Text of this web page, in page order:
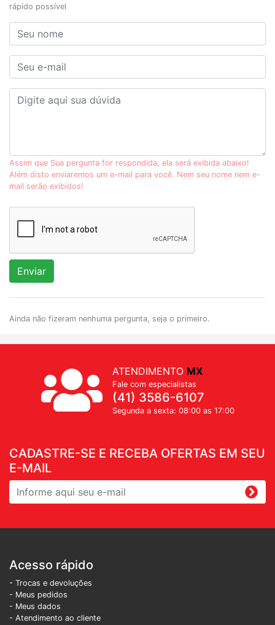
rápido possível
Assim que Sua pergunta for respondida, ela será exibida abaixo!
Além disto enviaremos um e-mail para você. Nem seu nome nem e-
mail serão exibidos!
Enviar
Ainda não fizeram nenhuma pergunta, seja o primeiro.
CADASTRE-SE E RECEBA OFERTAS EM SEU
E-MAIL
ATENDIMENTO MX
Fale com especialistas
(41) 3586-6107
Segunda a sexta: 08:00 as 17:00
Acesso rápido
- Trocas e devoluções
- Meus pedidos
- Meus dados
- Atendimento ao cliente